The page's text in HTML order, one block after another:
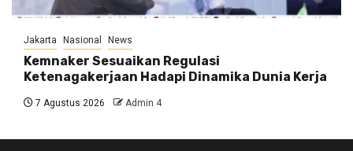
Jakarta Nasional News
Kemnaker Sesuaikan Regulasi
Ketenagakerjaan Hadapi Dinamika Dunia Kerja
7 Agustus 2026 Admin 4